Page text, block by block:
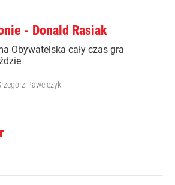
- Donald Rasiak
Obywatelska cały czas gra
Pawelczyk